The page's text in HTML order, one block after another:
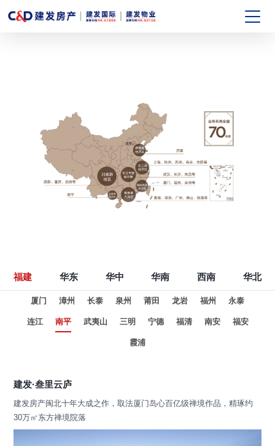
福建 华东 华中 华南 西南 华北
厦门 漳州 长泰 泉州 莆田 龙岩 福州 永泰
连江 南平 武夷山 三明 宁德 福清 南安 福安
霞浦
建发·叁里云庐
建发房产闽北十年大成之作，取法厦门岛心百亿级禅境作品，精琢约
30万㎡东方禅境院落